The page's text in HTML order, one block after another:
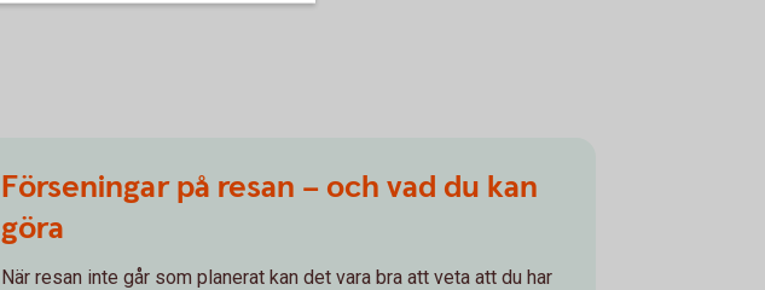
Förseningar på resan – och vad du kan
göra
När resan inte går som planerat kan det vara bra att veta att du har